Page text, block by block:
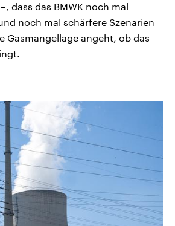
dass das BMWK noch mal
noch mal schärfere Szenarien
Gasmangellage angeht, ob das